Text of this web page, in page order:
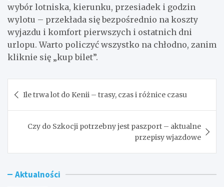
wybór lotniska, kierunku, przesiadek i godzin
wylotu – przekłada się bezpośrednio na koszty
wyjazdu i komfort pierwszych i ostatnich dni
urlopu. Warto policzyć wszystko na chłodno, zanim
kliknie się „kup bilet”.
wpisu
Ile trwa lot do Kenii – trasy, czas i różnice czasu
Czy do Szkocji potrzebny jest paszport – aktualne
przepisy wjazdowe
Aktualności